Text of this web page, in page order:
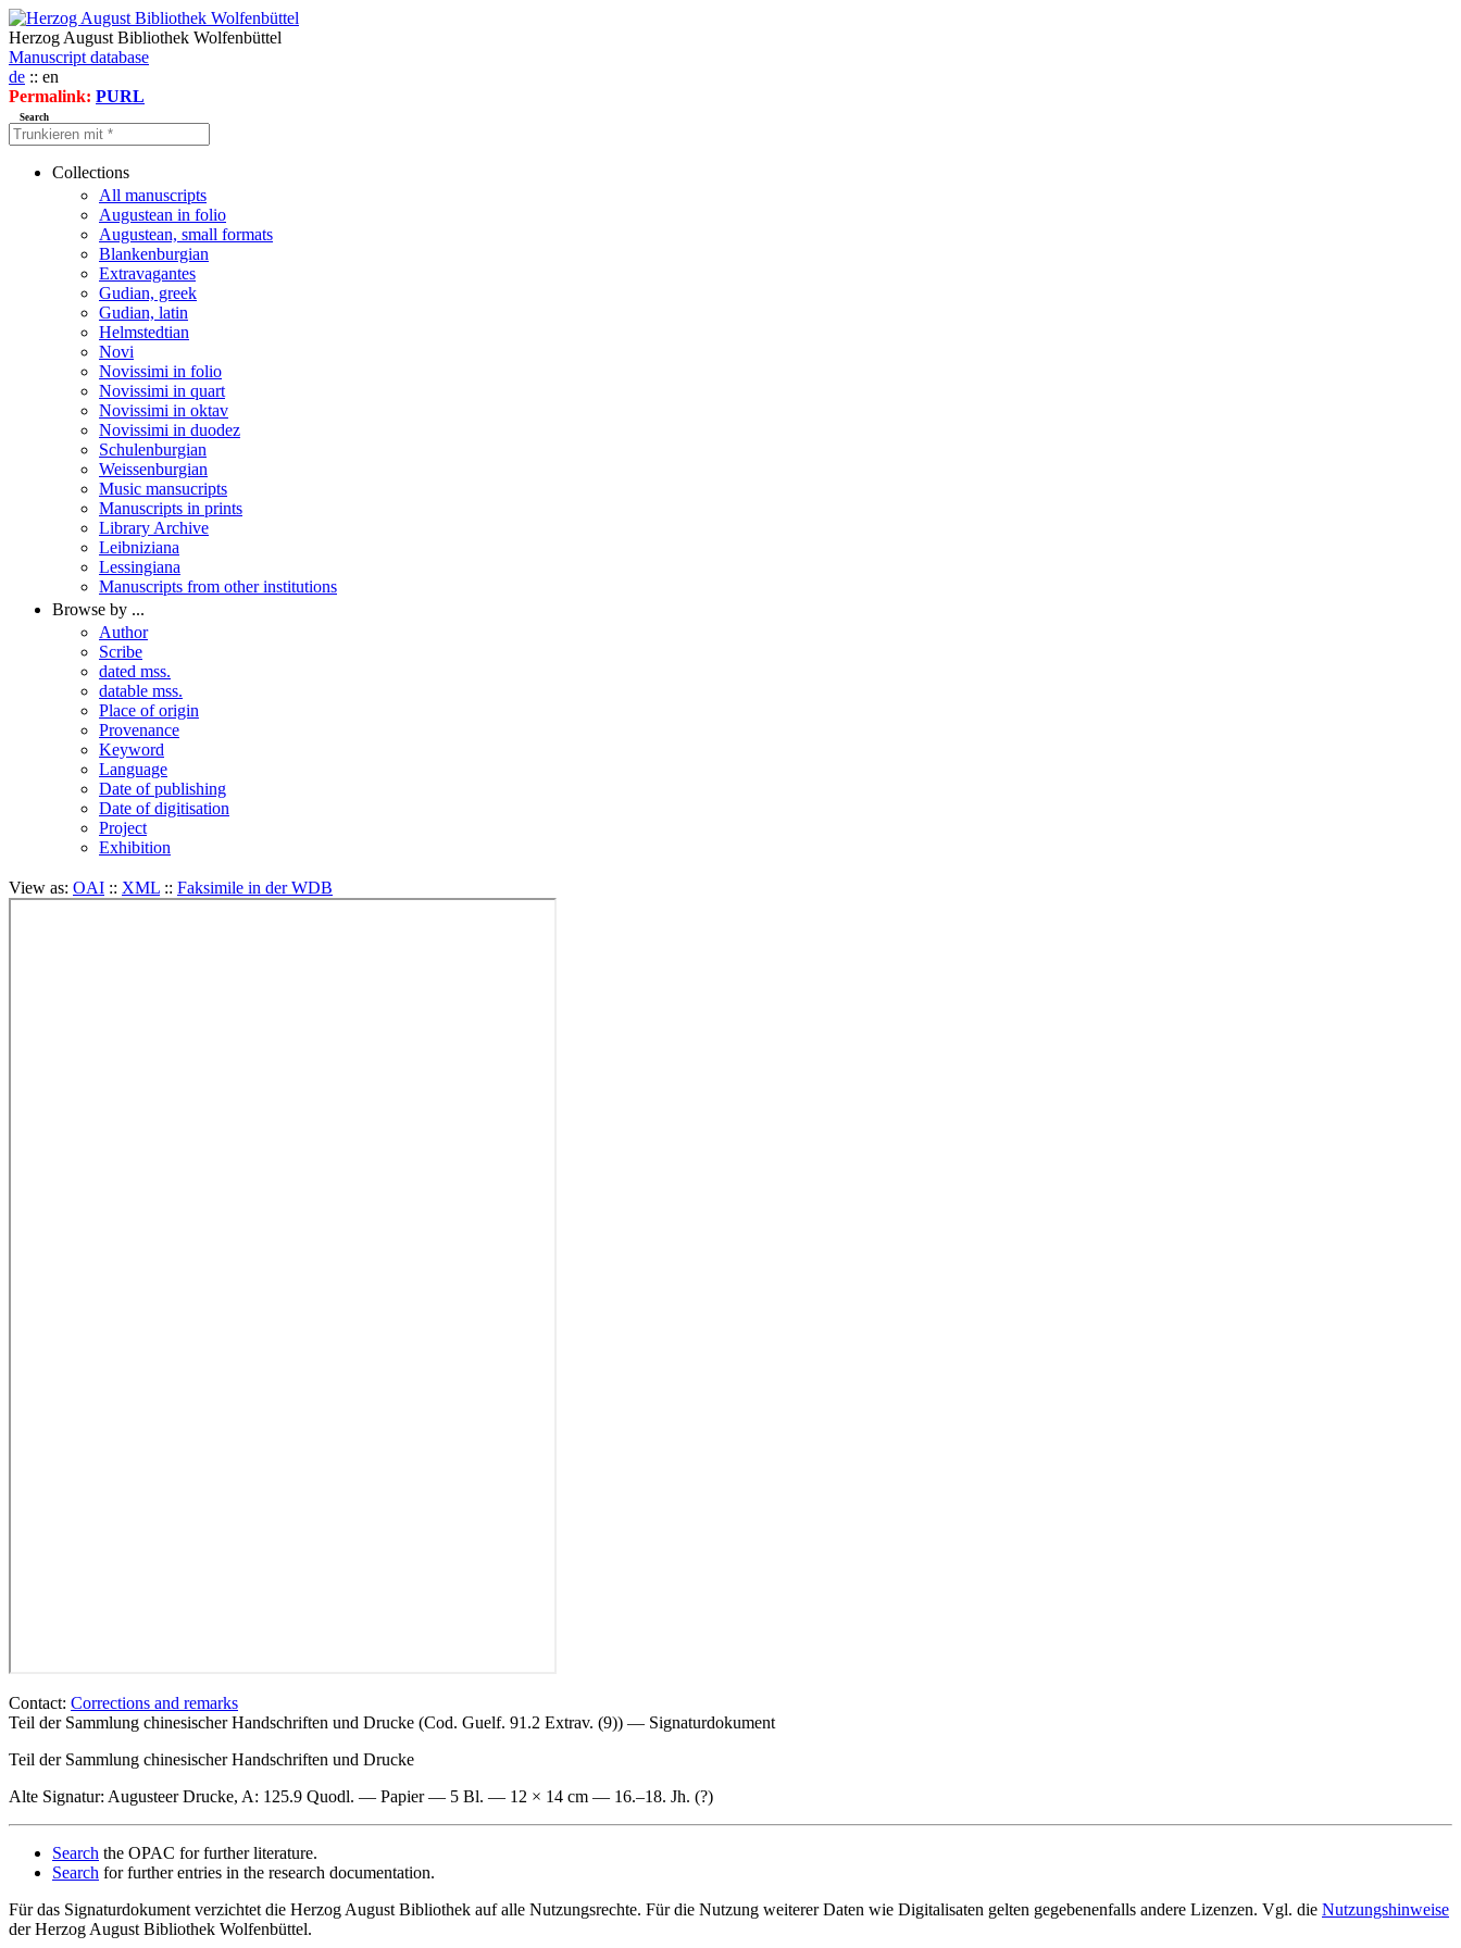
Herzog August Bibliothek Wolfenbüttel
Manuscript database
de :: en
Permalink: PURL
Search
Collections
All manuscripts
Augustean in folio
Augustean, small formats
Blankenburgian
Extravagantes
Gudian, greek
Gudian, latin
Helmstedtian
Novi
Novissimi in folio
Novissimi in quart
Novissimi in oktav
Novissimi in duodez
Schulenburgian
Weissenburgian
Music mansucripts
Manuscripts in prints
Library Archive
Leibniziana
Lessingiana
Manuscripts from other institutions
Browse by ...
Author
Scribe
dated mss.
datable mss.
Place of origin
Provenance
Keyword
Language
Date of publishing
Date of digitisation
Project
Exhibition
View as: OAI :: XML :: Faksimile in der WDB
Contact: Corrections and remarks
Teil der Sammlung chinesischer Handschriften und Drucke (Cod. Guelf. 91.2 Extrav. (9)) — Signaturdokument
Teil der Sammlung chinesischer Handschriften und Drucke
Alte Signatur: Augusteer Drucke, A: 125.9 Quodl. — Papier — 5 Bl. — 12 × 14 cm — 16.–18. Jh. (?)
Search the OPAC for further literature.
Search for further entries in the research documentation.
Für das Signaturdokument verzichtet die Herzog August Bibliothek auf alle Nutzungsrechte. Für die Nutzung weiterer Daten wie Digitalisaten gelten gegebenenfalls andere Lizenzen. Vgl. die Nutzungshinweise
der Herzog August Bibliothek Wolfenbüttel.